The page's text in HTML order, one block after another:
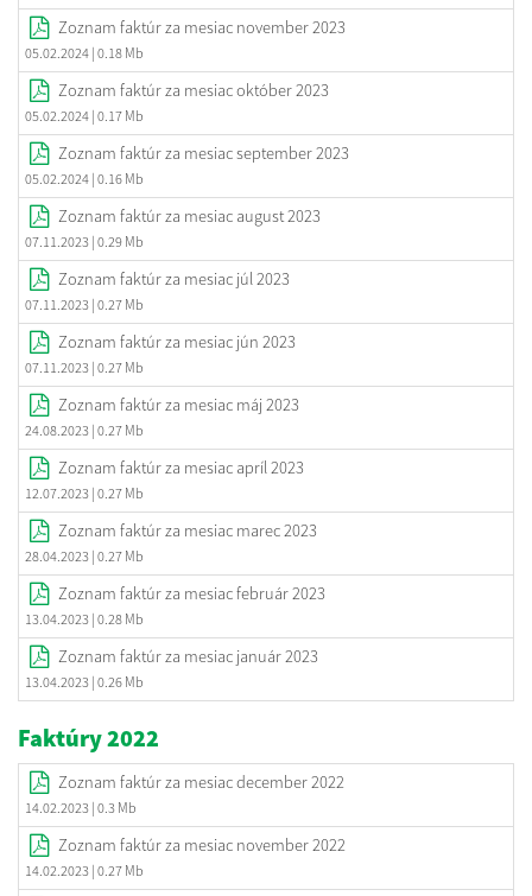
Zoznam faktúr za mesiac november 2023
05.02.2024 | 0.18 Mb
Zoznam faktúr za mesiac október 2023
05.02.2024 | 0.17 Mb
Zoznam faktúr za mesiac september 2023
05.02.2024 | 0.16 Mb
Zoznam faktúr za mesiac august 2023
07.11.2023 | 0.29 Mb
Zoznam faktúr za mesiac júl 2023
07.11.2023 | 0.27 Mb
Zoznam faktúr za mesiac jún 2023
07.11.2023 | 0.27 Mb
Zoznam faktúr za mesiac máj 2023
24.08.2023 | 0.27 Mb
Zoznam faktúr za mesiac apríl 2023
12.07.2023 | 0.27 Mb
Zoznam faktúr za mesiac marec 2023
28.04.2023 | 0.27 Mb
Zoznam faktúr za mesiac február 2023
13.04.2023 | 0.28 Mb
Zoznam faktúr za mesiac január 2023
13.04.2023 | 0.26 Mb
Faktúry 2022
Zoznam faktúr za mesiac december 2022
14.02.2023 | 0.3 Mb
Zoznam faktúr za mesiac november 2022
14.02.2023 | 0.27 Mb